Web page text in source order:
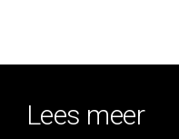
Lees meer